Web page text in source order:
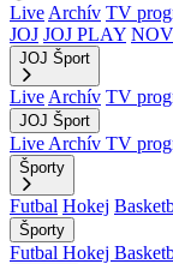
Live Archív TV
JOJ JOJ PLAY
JOJ Šport
Live Archív TV
JOJ Šport
Live Archív TV
Športy
Futbal Hokej
Športy
Futbal Hokej